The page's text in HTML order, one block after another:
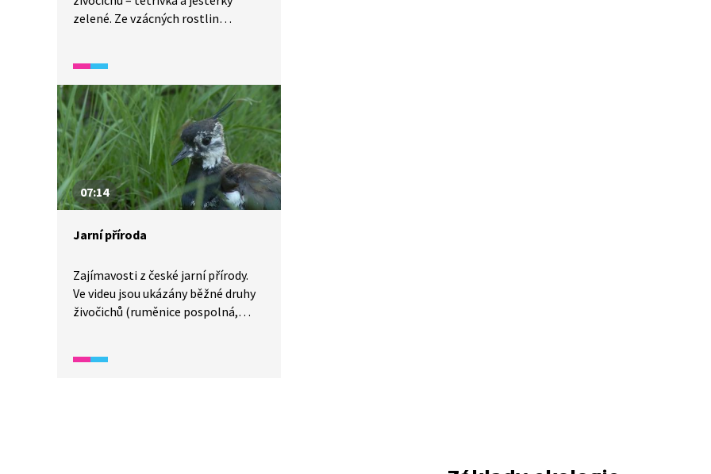
zelené. Ze vzácných rostlin
jarní. U každé představované
rostliny a živočicha jsou zmíněny
zajímavosti o jejich způsobu života,
výskytu či využití člověkem
pro lékařské účely nebo v alchymii.
07:14
Jarní příroda
Zajímavosti z české jarní přírody.
Ve videu jsou ukázány běžné druhy
živočichů (ruměnice pospolná,
představeny i jarní byliny (jaterník